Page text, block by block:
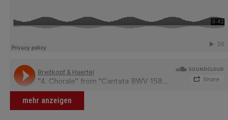
mehr anzeigen